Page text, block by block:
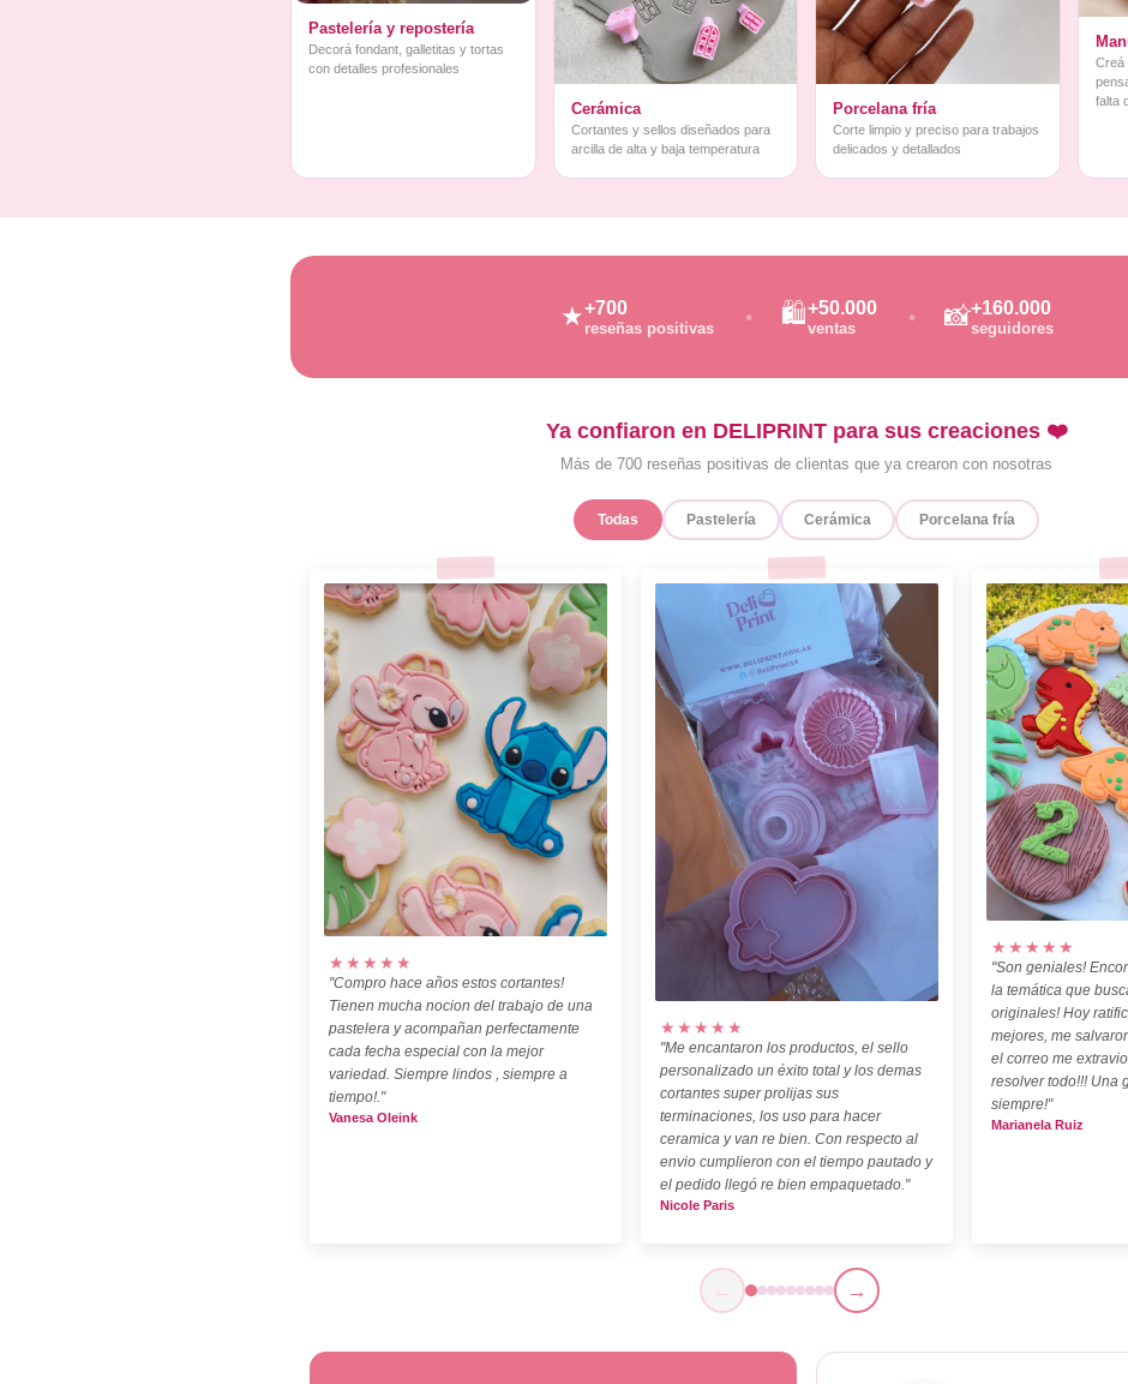
Pastelería y repostería
Decorá fondant, galletitas y tortas
con detalles profesionales
Cerámica
Cortantes y sellos diseñados para
arcilla de alta y baja temperatura
Porcelana fría
Corte limpio y preciso para trabajos
delicados y detallados
Creá
falta
★+700
reseñas positivas 🛍️+50.000
ventas 📸+160.000
seguidores
Ya confiaron en DELIPRINT para sus creaciones ❤️
Más de 700 reseñas positivas de clientas que ya crearon con nosotras
Todas Pastelería Cerámica Porcelana fría
★★★★★
"Compro hace años estos cortantes!
Tienen mucha nocion del trabajo de una
pastelera y acompañan perfectamente
cada fecha especial con la mejor
variedad. Siempre lindos , siempre a
tiempo!."
Vanesa Oleink
★★★★★
"Me encantaron los productos, el sello
personalizado un éxito total y los demas
cortantes super prolijas sus
terminaciones, los uso para hacer
ceramica y van re bien. Con respecto al
envio cumplieron con el tiempo pautado y
el pedido llegó re bien empaquetado."
Nicole Paris
★★★★★
"Son geniales!
la temática que
originales! Hoy
mejores, me
el correo me
resolver todo!!! Una
siempre!"
Marianela Ruiz
← →